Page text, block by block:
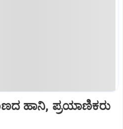
ಹಾನಿ, ಪ್ರಯಾಣಿಕರು